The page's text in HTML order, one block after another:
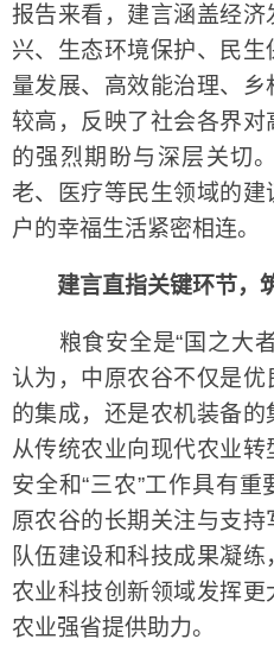
报告来看，建言涵盖经
兴、生态环境保护、民
量发展、高效能治理、
较高，反映了社会各界
的强烈期盼与深层关切
老、医疗等民生领域的
户的幸福生活紧密相连。
建言直指关键环节
粮食安全是“国之大者
认为，中原农谷不仅是
的集成，还是农机装备
从传统农业向现代农业
安全和“三农”工作具有
原农谷的长期关注与支
队伍建设和科技成果凝
农业科技创新领域发挥
农业强省提供助力。